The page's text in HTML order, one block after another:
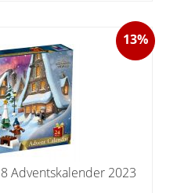
13%
Adventskalender 2023